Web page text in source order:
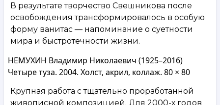
В результате творчество Свешникова после
освобождения трансформировалось в особую
форму ванитас — напоминание о суетности
мира и быстротечности жизни.
НЕМУХИН Владимир Николаевич (1925–2016)
Четыре туза. 2004. Холст, акрил, коллаж. 80 × 80
Крупная работа с тщательно проработанной
живописной композицией. Для 2000-х годов